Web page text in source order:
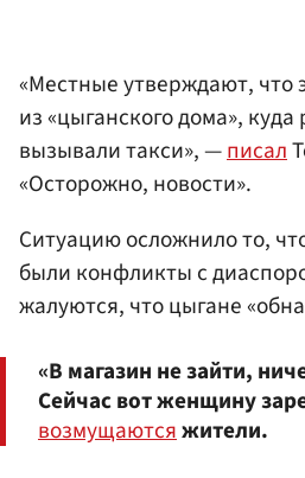
«Местные утверждают, что
из «цыганского дома», куда
вызывали такси», —писал
«Осторожно, новости».
Ситуацию осложнило то,
были конфликты с
жалуются, что цыгане
«В магазин не зайти,
Сейчас вот женщину
возмущаютсяжители.